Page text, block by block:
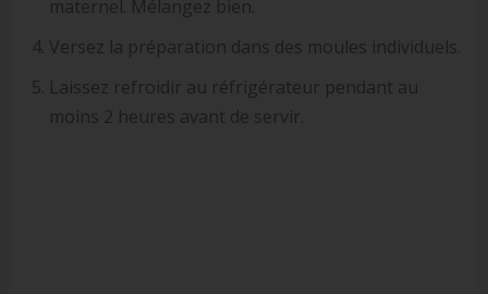
maternel. Mélangez bien.
Versez la préparation dans des moules individuels.
Laissez refroidir au réfrigérateur pendant au
moins 2 heures avant de servir.